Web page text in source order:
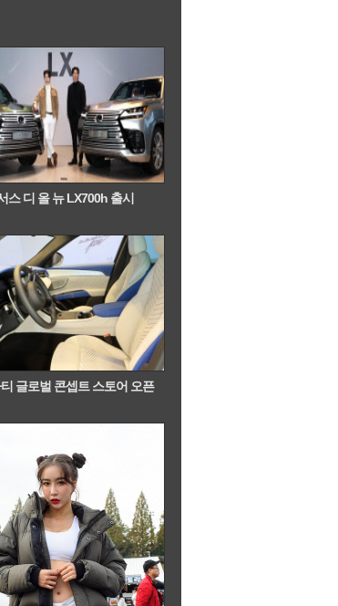
스 디 올 뉴 LX700h 출시
글로벌 콘셉트 스토어 오픈